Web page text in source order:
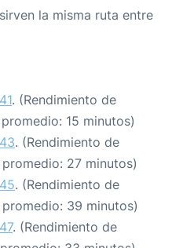
la misma ruta entre
. (Rendimiento de
15 minutos)
. (Rendimiento de
27 minutos)
. (Rendimiento de
39 minutos)
. (Rendimiento de